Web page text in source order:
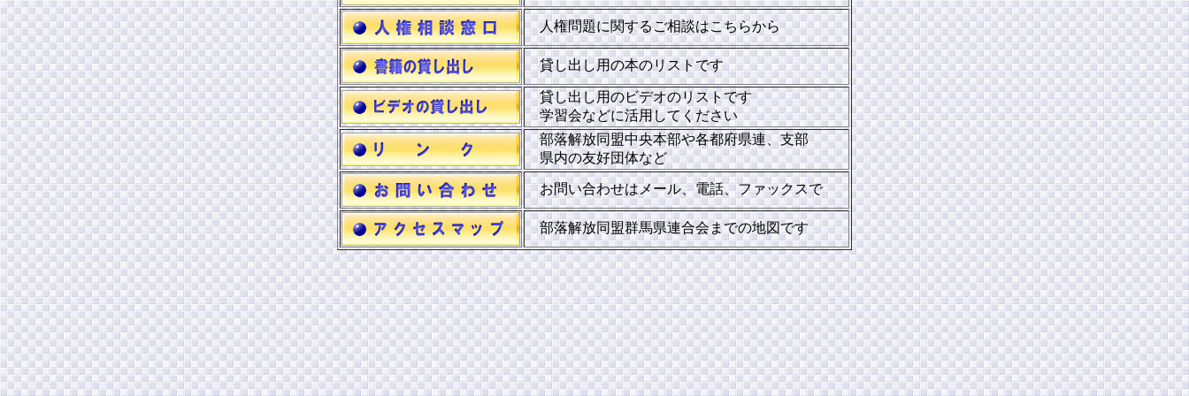
人権問題に関するご相談はこちらから
貸し出し用の本のリストです
貸し出し用のビデオのリストです
学習会などに活用してください
部落解放同盟中央本部や各都府県連、支部
県内の友好団体など
お問い合わせはメール、電話、ファックスで
部落解放同盟群馬県連合会までの地図です